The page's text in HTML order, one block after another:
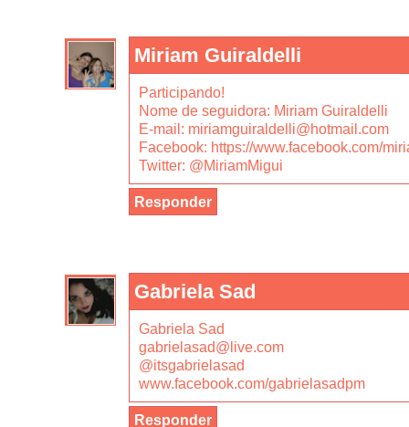
Miriam Guiraldelli
Participando!
Nome de seguidora: Miriam Guiraldelli
E-mail: miriamguiraldelli@hotmail.com
Facebook: https://www.facebook.com/
Twitter: @MiriamMigui
Responder
Gabriela Sad
Gabriela Sad
gabrielasad@live.com
@itsgabrielasad
www.facebook.com/gabrielasadpm
Responder